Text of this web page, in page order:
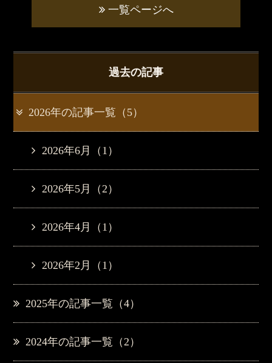
一覧ページへ
過去の記事
2026年の記事一覧（5）
2026年6月（1）
2026年5月（2）
2026年4月（1）
2026年2月（1）
2025年の記事一覧（4）
2024年の記事一覧（2）